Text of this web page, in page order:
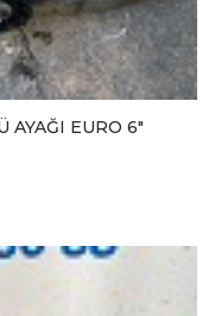
AYAĞI EURO 6"